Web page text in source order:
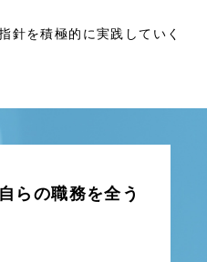
針を積極的に実践していく
らの職務を全う